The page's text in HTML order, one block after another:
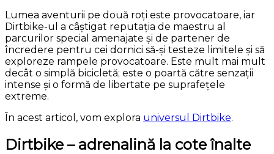
Lumea aventurii pe două roți este provocatoare, iar
Dirtbike-ul a câștigat reputația de maestru al
parcurilor special amenajate și de partener de
încredere pentru cei dornici să-și testeze limitele și să
exploreze rampele provocatoare. Este mult mai mult
decât o simplă bicicletă; este o poartă către senzații
intense și o formă de libertate pe suprafețele
extreme.
În acest articol, vom explora universul Dirtbike.
Dirtbike – adrenalină la cote înalte